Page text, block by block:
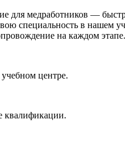
для медработников —
специальность в нашем
на каждом
центре.
квалификации.